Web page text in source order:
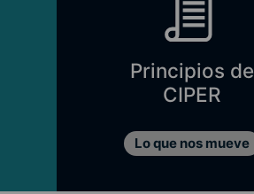
Principios de
CIPER
Lo que nos mueve